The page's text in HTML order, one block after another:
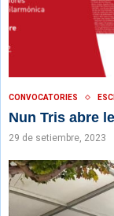
CONVOCATORIES
Nun Tris abre
29 de setiembre, 2023